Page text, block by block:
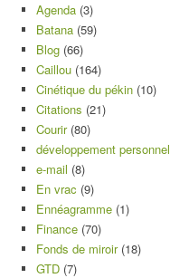
Agenda (3)
Batana (59)
Blog (66)
Caillou (164)
Cinétique du pékin (10)
Citations (21)
Courir(80)
développement personnel
e-mail (8)
En vrac (9)
Ennéagramme (1)
Finance (70)
Fonds de miroir(18)
GTD (7)